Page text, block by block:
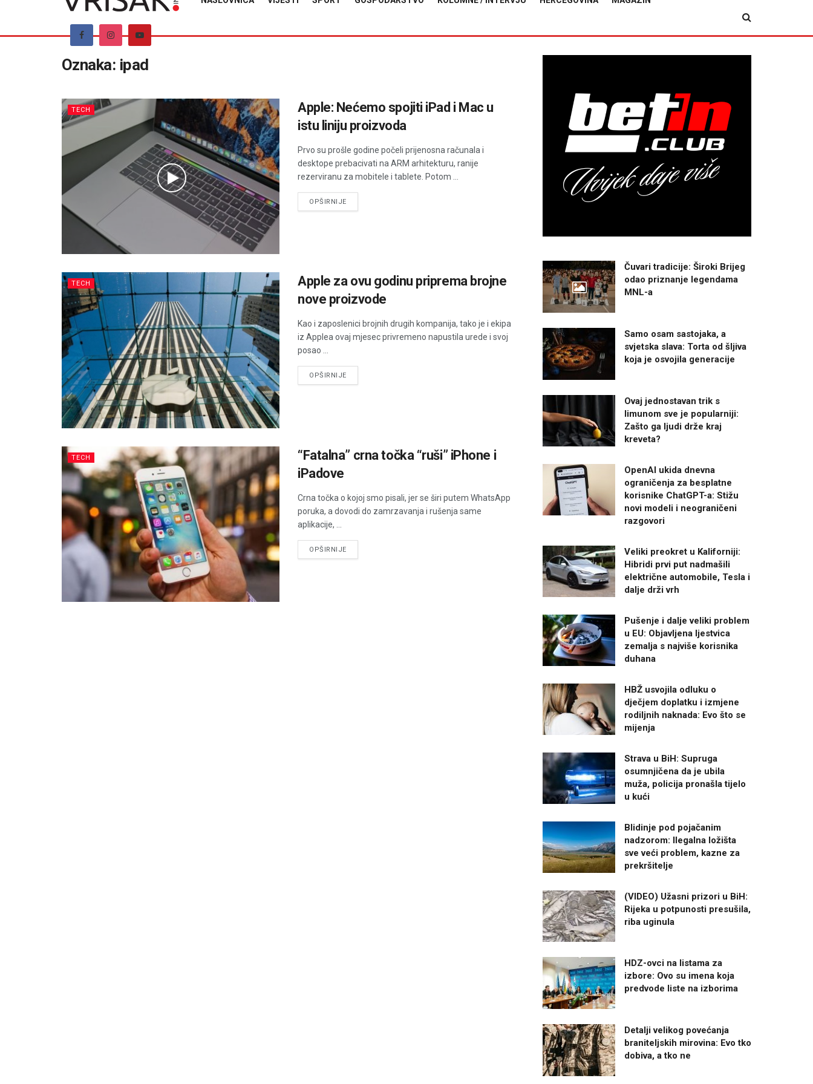
Oznaka: ipad
TECH
Apple: Nećemo spojiti iPad i Mac u
istu liniju proizvoda
Prvo su prošle godine počeli prijenosna računala i
desktope prebacivati na ARM arhitekturu, ranije
rezerviranu za mobitele i tablete. Potom ...
OPŠIRNIJEDETAILS
TECH
Apple za ovu godinu priprema brojne
nove proizvode
Kao i zaposlenici brojnih drugih kompanija, tako je i ekipa
iz Applea ovaj mjesec privremeno napustila urede i svoj
posao ...
OPŠIRNIJEDETAILS
TECH
“Fatalna” crna točka “ruši” iPhone i
iPadove
Crna točka o kojoj smo pisali, jer se širi putem WhatsApp
poruka, a dovodi do zamrzavanja i rušenja same
aplikacije, ...
OPŠIRNIJEDETAILS
Čuvari tradicije: Široki Brijeg
odao priznanje legendama
MNL-a
Samo osam sastojaka, a
svjetska slava: Torta od šljiva
koja je osvojila generacije
Ovaj jednostavan trik s
limunom sve je popularniji:
Zašto ga ljudi drže kraj
kreveta?
OpenAI ukida dnevna
ograničenja za besplatne
korisnike ChatGPT-a: Stižu
novi modeli i neograničeni
razgovori
Veliki preokret u Kaliforniji:
Hibridi prvi put nadmašili
električne automobile, Tesla i
dalje drži vrh
Pušenje i dalje veliki problem
u EU: Objavljena ljestvica
zemalja s najviše korisnika
duhana
HBŽ usvojila odluku o
dječjem doplatku i izmjene
rodiljnih naknada: Evo što se
mijenja
Strava u BiH: Supruga
osumnjičena da je ubila
muža, policija pronašla tijelo
u kući
Blidinje pod pojačanim
nadzorom: Ilegalna ložišta
sve veći problem, kazne za
prekršitelje
(VIDEO) Užasni prizori u BiH:
Rijeka u potpunosti presušila,
riba uginula
HDZ-ovci na listama za
izbore: Ovo su imena koja
predvode liste na izborima
Detalji velikog povećanja
braniteljskih mirovina: Evo tko
dobiva, a tko ne